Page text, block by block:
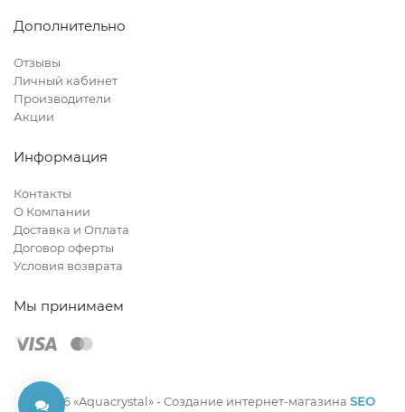
Дополнительно
Отзывы
Личный кабинет
Производители
Акции
Информация
Контакты
О Компании
Доставка и Оплата
Договор оферты
Условия возврата
Мы принимаем
© 2026 «Aquacrystal» -Создание интернет-магазина SEO